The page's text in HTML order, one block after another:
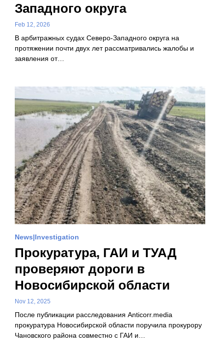
Западного округа
Feb 12, 2026
В арбитражных судах Северо-Западного округа на
протяжении почти двух лет рассматривались жалобы и
заявления от…
News Investigation
Прокуратура, ГАИ и ТУАД
проверяют дороги в
Новосибирской области
Nov 12, 2025
После публикации расследования Anticorr.media
прокуратура Новосибирской области поручила прокурору
Чановского района совместно с ГАИ и…